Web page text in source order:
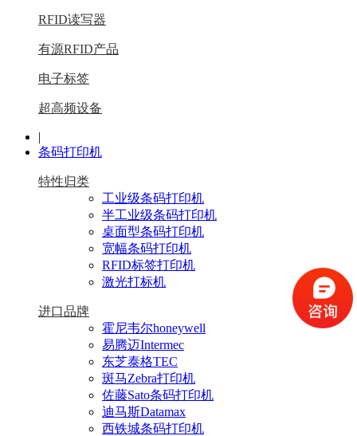
RFID读写器
有源RFID产品
电子标签
超高频设备
|
条码打印机
特性归类
工业级条码打印机
半工业级条码打印机
桌面型条码打印机
宽幅条码打印机
RFID标签打印机
激光打标机
进口品牌
霍尼韦尔honeywell
易腾迈Intermec
东芝泰格TEC
斑马Zebra打印机
佐藤Sato条码打印机
迪马斯Datamax
西铁城条码打印机